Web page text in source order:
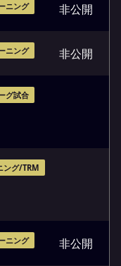
ニング 非公開
ニング 非公開
グ試合
ング/TRM
ニング 非公開